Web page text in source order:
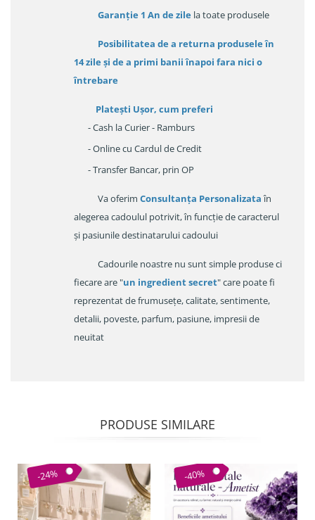
Garanție 1 An de zile la toate produsele
Posibilitatea de a returna produsele în
14 zileși de a primi banii înapoi fara nici o
întrebare
Platești Ușor, cum preferi
- Cash la Curier - Ramburs
- Online cu Cardul de Credit
- Transfer Bancar, prin OP
Va oferim Consultanța Personalizataîn
alegerea cadoulul potrivit, în funcție de caracterul
și pasiunile destinatarului cadoului
Cadourile noastre nu sunt simple produse ci
fiecare are "un ingredient secret" care poate fi
reprezentat de frumusețe, calitate, sentimente,
detalii, poveste, parfum, pasiune, impresii de
neuitat
PRODUSE SIMILARE
-24% -40%